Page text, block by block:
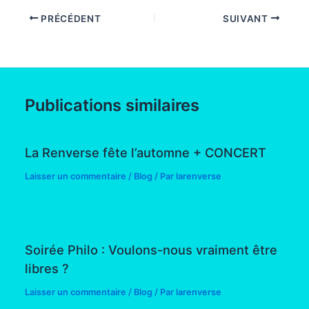
PRÉCÉDENT SUIVANT
Publications similaires
La Renverse fête l’automne + CONCERT
Laisser un commentaire / Blog / Par larenverse
Soirée Philo : Voulons-nous vraiment être
libres ?
Laisser un commentaire / Blog / Par larenverse